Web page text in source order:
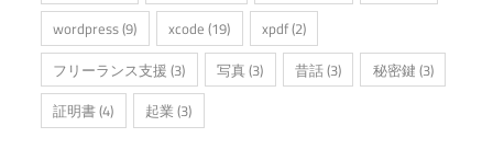
wordpress(9) xcode (19) xpdf(2)
フリーランス支援 (3) 写真(3) 昔話(3) 秘密鍵 (3)
証明書(4) 起業 (3)